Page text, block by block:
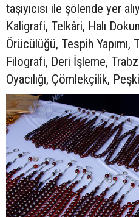
taşıyıcısı ile şölende yer
Kaligrafi, Telkâri, Halı
Örücülüğü, Tespih Yapımı,
Filografi, Deri İşleme,
Oyacılığı, Çömlekçilik,